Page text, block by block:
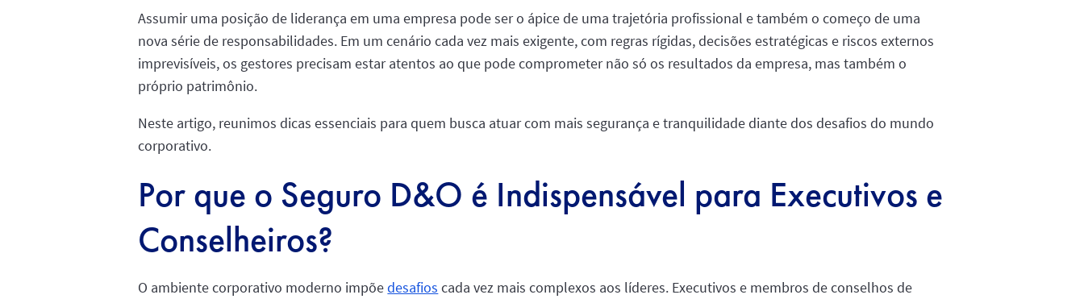
Assumir uma posição de liderança em uma empresa pode ser o ápice de uma trajetória profissional e também o começo de uma
nova série de responsabilidades. Em um cenário cada vez mais exigente, com regras rígidas, decisões estratégicas e riscos externos
imprevisíveis, os gestores precisam estar atentos ao que pode comprometer não só os resultados da empresa, mas também o
próprio patrimônio.
Neste artigo, reunimos dicas essenciais para quem busca atuar com mais segurança e tranquilidade diante dos desafios do mundo
corporativo.
Por que o Seguro D&O é Indispensável para Executivos e
Conselheiros?
O ambiente corporativo moderno impõedesafios cada vez mais complexos aos líderes. Executivos e membros de conselhos de